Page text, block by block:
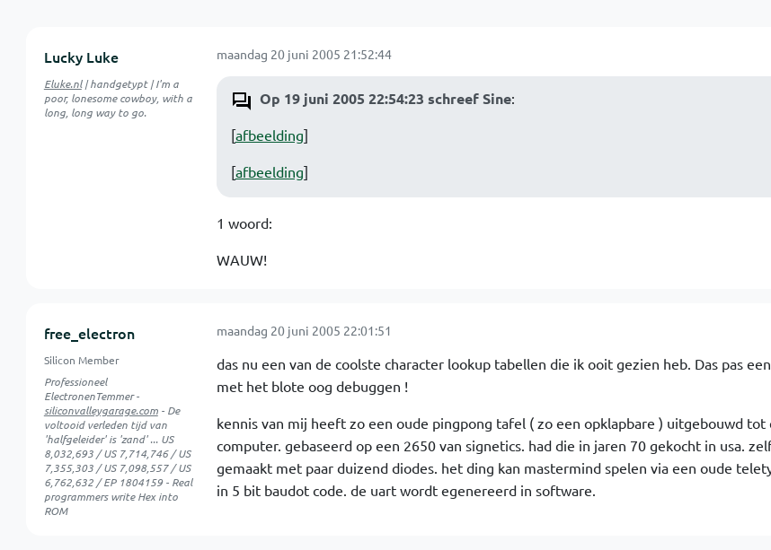
Lucky Luke
Eluke.nl| handgetypt | I'm a
poor, lonesome cowboy, with a
long, long way to go.
maandag 20 juni 2005 21:52:44
Op 19 juni 2005 22:54:23 schreef Sine:
[afbeelding]
[afbeelding]
1 woord:
WAUW!
free_electron
Silicon Member
Professioneel
ElectronenTemmer -
siliconvalleygarage.com- De
voltooid verleden tijd van
'halfgeleider' is 'zand' ... US
8,032,693 / US 7,714,746 / US
7,355,303 / US 7,098,557 / US
6,762,632 / EP 1804159 - Real
programmers write Hex into
ROM
maandag 20 juni 2005 22:01:51
das nu een van de coolste character lookup tabellen die ik ooit gezien heb. Das pas
met het blote oog debuggen !
kennis van mij heeft zo een oude pingpong tafel ( zo een opklapbare ) uitgebouwd tot
computer. gebaseerd op een 2650 van signetics. had die in jaren 70 gekocht in usa.
gemaakt met paar duizend diodes. het ding kan mastermind spelen via een oude
in 5 bit baudot code. de uart wordt egenereerd in software.